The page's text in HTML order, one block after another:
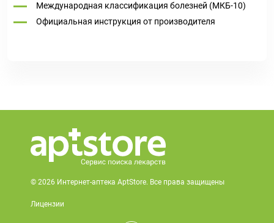
Международная классификация болезней (МКБ-10)
Официальная инструкция от производителя
© 2026 Интернет-аптека AptStore. Все права защищены
Лицензии